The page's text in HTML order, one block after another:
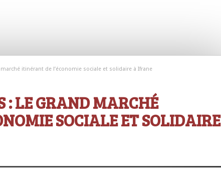
marché itinérant de l’économie sociale et solidaire à Ifrane
: LE GRAND MARCHÉ
SOCIALE ET SOLIDAIRE